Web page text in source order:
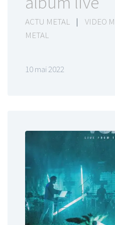
ACTU METAL | VIDEO
METAL
10 mai 2022